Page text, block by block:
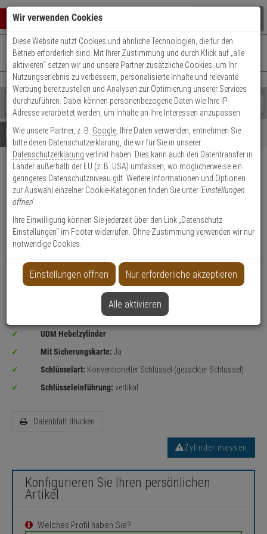
0 ARTIKEL IM WARENKORB
Ihr Warenkorb ist momentan leer.
Ergebnisse ()
Fertig
Shop
durchsuchen
Bitte
geben
Sie
mindestens
Zeichen
ein,
um
Suche
Es
wurde
noch
Kategorien
Suche
gestartet
+49 (0)821 899 493-0Mo. - Do.: 8:00 - 16:30 | Fr.: 8:00 - 14:00 Uhr
Kontaktservice nutzen
Details Beratung
CES UDM Hebelzylinder
5558/30 nach Sicherungskarte
MITTEL
UDM Hebelzylinder
Mit Sicherungskarte: Ja
Schlüsselart: Konventioneller Schlüssel (gezackter Schlüssel)
Schlüsseleinführung: vertikal
Datenblatt drucken
Zylinder messen
Konfigurieren Sie Ihren persönlichen
Artikel
Welches Profil haben Sie?
Wir verwenden Cookies
Diese Website nutzt Cookies und ähnliche Technologien, die für den
Betrieb erforderlich sind. Mit Ihrer Zustimmung und durch Klick auf „alle
aktivieren“ setzen wir und unsere Partner zusätzliche Cookies, um Ihr
Nutzungserlebnis zu verbessern, personalisierte Inhalte und relevante
Werbung bereitzustellen und Analysen zur Optimierung unserer Services
durchzuführen. Dabei können personenbezogene Daten wie Ihre IP-
Adresse verarbeitet werden, um Inhalte an Ihre Interessen anzupassen.
Wie unsere Partner, z. B. Google , Ihre Daten verwenden, entnehmen Sie
bitte deren Datenschutzerklärung, die wir für Sie in unserer
Datenschutzerklärung verlinkt haben. Dies kann auch den Datentransfer in
Länder außerhalb der EU (z. B. USA) umfassen, wo möglicherweise ein
geringeres Datenschutzniveau gilt. Weitere Informationen und Optionen
zur Auswahl einzelner Cookie-Kategorien finden Sie unter 'Einstellungen
öffnen'.
Ihre Einwilligung können Sie jederzeit über den Link „Datenschutz
Einstellungen“ im Footer widerrufen. Ohne Zustimmung verwenden wir nur
notwendige Cookies.
Einstellungen öffnen Nur erforderliche akzeptieren
Alle aktivieren